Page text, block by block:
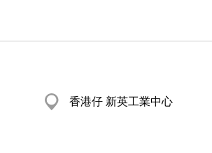
香港仔 新英工業中心